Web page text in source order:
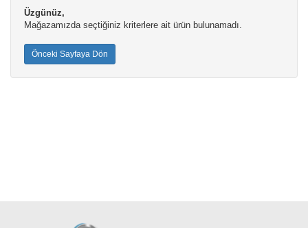
Üzgünüz,
Mağazamızda seçtiğiniz kriterlere ait ürün bulunamadı.
Önceki Sayfaya Dön